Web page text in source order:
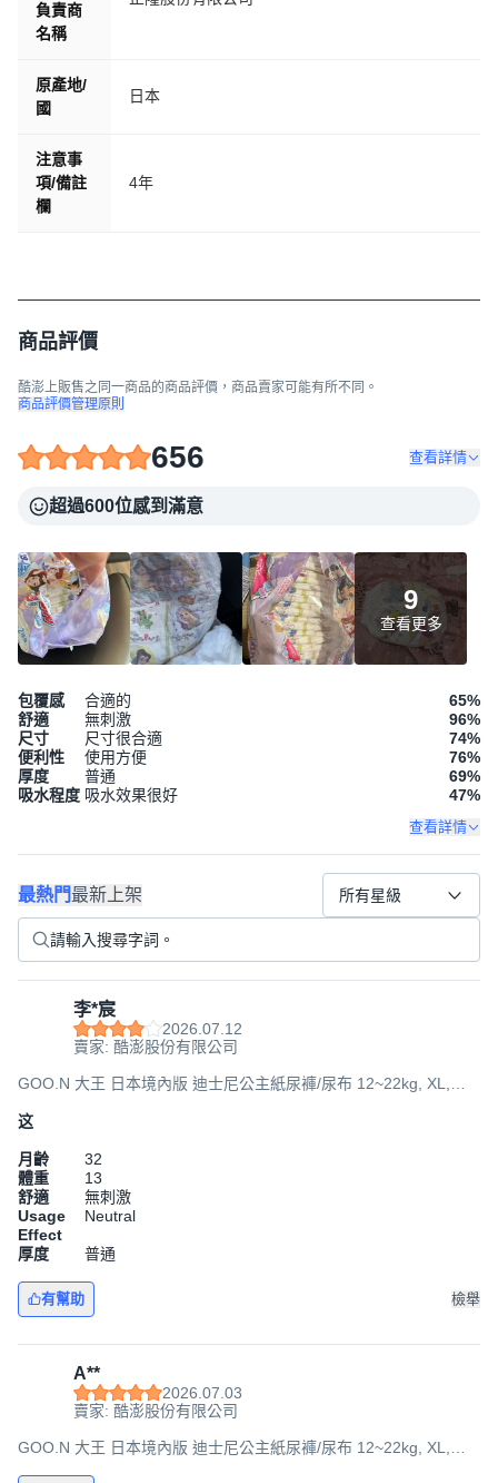
負責商
名稱
原產地/
國
日本
注意事
項/備註
欄
4年
商品評價
酷澎上販售之同一商品的商品評價，商品賣家可能有所不同。
商品評價管理原則
656 查看詳情
超過600位感到滿意
9
查看更多
包覆感 合適的 65%
舒適
無刺激 96%
尺寸
尺寸很合適 74%
便利性
使用方便 76%
厚度
普通 69%
吸水程度 吸水效果很好 47%
查看詳情
最熱門最新上架 所有星級
李*宸
2026.07.12
賣家: 酷澎股份有限公司
GOO.N 大王 日本境內版 迪士尼公主紙尿褲/尿布 12~22kg, XL,
这
月齡
32
體重
13
舒適
無刺激
Usage
Effect
Neutral
厚度 普通
有幫助 檢舉
A**
2026.07.03
賣家: 酷澎股份有限公司
GOO.N 大王 日本境內版 迪士尼公主紙尿褲/尿布 12~22kg, XL,